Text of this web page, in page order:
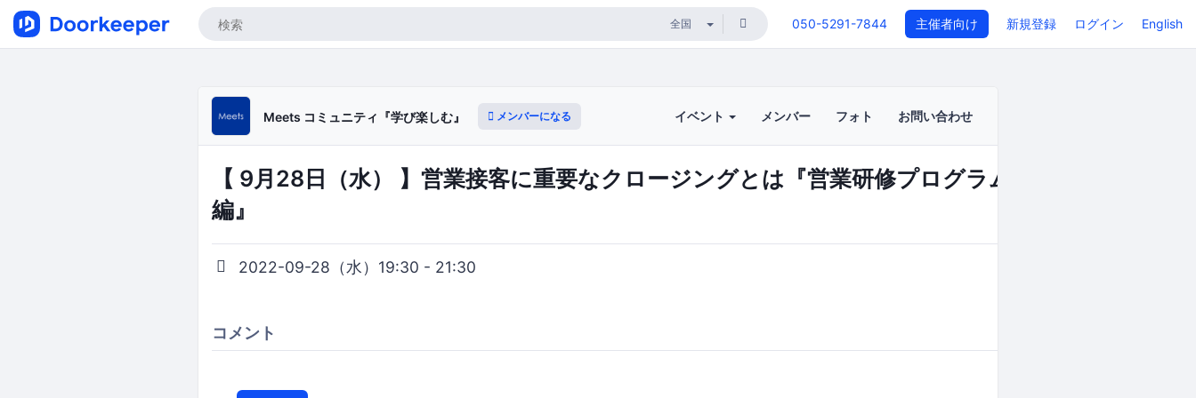
050-5291-7844 主催者向け 新規登録 ログイン English
Meets コミュニティ『学び楽しむ』 メンバーになる イベント メンバー フォト お問い合わせ
【 9月28日（水） 】営業接客に重要なクロージングとは『営業研修プログラム クロージング 基
編』
2022-09-28（水）19:30 - 21:30
コメント